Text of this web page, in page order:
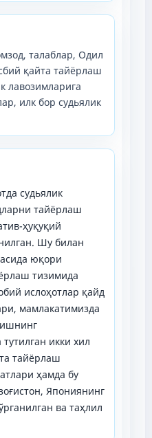
талаблар, Одил
қайта тайёрлаш
лавозимларига
илк бор судьялик
судьялик
тайёрлаш
ҳуқуқий
Шу билан
юқори
тизимида
ислоҳотлар қайд
мамлакатимизда
икки хил
тайёрлаш
ҳамда бу
Япониянинг
ва таҳлил